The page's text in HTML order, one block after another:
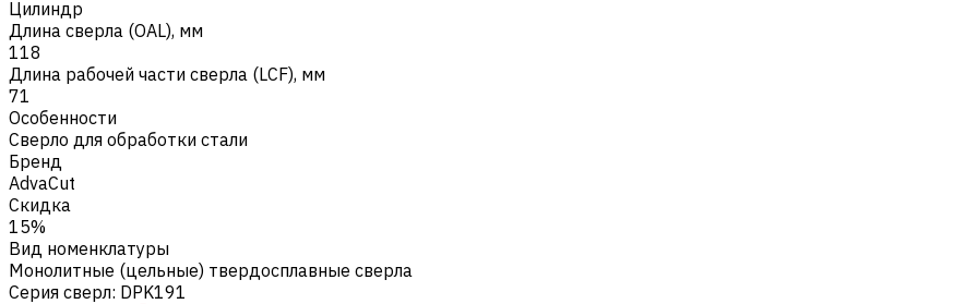
Цилиндр
Длина сверла (OAL), мм
118
Длина рабочей части сверла (LCF), мм
71
Особенности
Сверло для обработки стали
Бренд
AdvaCut
Скидка
15%
Вид номенклатуры
Монолитные (цельные) твердосплавные сверла
Серия сверл: DPK191